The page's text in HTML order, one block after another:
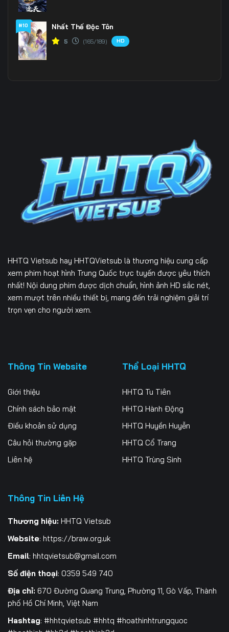
#10 Nhất Thế Độc Tôn
5 (165/189) HD
HHTQ Vietsub hay HHTQVietsub là thương hiệu cung cấp
xem phim hoạt hình Trung Quốc trực tuyến được yêu thích
nhất! Nội dung phim được dịch chuẩn, hình ảnh HD sắc nét,
xem mượt trên nhiều thiết bị, mang đến trải nghiệm giải trí
trọn vẹn cho người xem.
Thông Tin Website
Giới thiệu
Chính sách bảo mật
Điều khoản sử dụng
Câu hỏi thường gặp
Liên hệ
Thể Loại HHTQ
HHTQ Tu Tiên
HHTQ Hành Động
HHTQ Huyền Huyễn
HHTQ Cổ Trang
HHTQ Trùng Sinh
Thông Tin Liên Hệ
Thương hiệu: HHTQ Vietsub
Website: https://braw.org.uk
Email: hhtqvietsub@gmail.com
Số điện thoại: 0359 549 740
Địa chỉ: 670 Đường Quang Trung, Phường 11, Gò Vấp, Thành
phố Hồ Chí Minh, Việt Nam
Hashtag: #hhtqvietsub #hhtq #hoathinhtrungquoc